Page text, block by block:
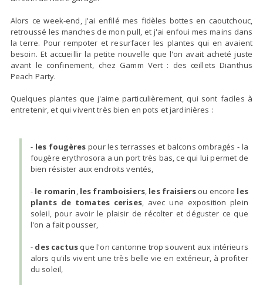
Alors ce week-end, j'ai enfilé mes fidèles bottes en caoutchouc,
retroussé les manches de mon pull, et j'ai enfoui mes mains dans
la terre. Pour rempoter et resurfacer les plantes qui en avaient
besoin. Et accueillir la petite nouvelle que l'on avait acheté juste
avant le confinement, chez Gamm Vert : des œillets Dianthus
Peach Party.
Quelques plantes que j'aime particulièrement, qui sont faciles à
entretenir, et qui vivent très bien en pots et jardinières :
- les fougères pour les terrasses et balcons ombragés - la
fougère erythrosora a un port très bas, ce qui lui permet de
bien résister aux endroits ventés,
- le romarin, les framboisiers, les fraisiersou encore les
plants de tomates cerises, avec une exposition plein
soleil, pour avoir le plaisir de récolter et déguster ce que
l'on a fait pousser,
- des cactus que l'on cantonne trop souvent aux intérieurs
alors qu'ils vivent une très belle vie en extérieur, à profiter
du soleil,